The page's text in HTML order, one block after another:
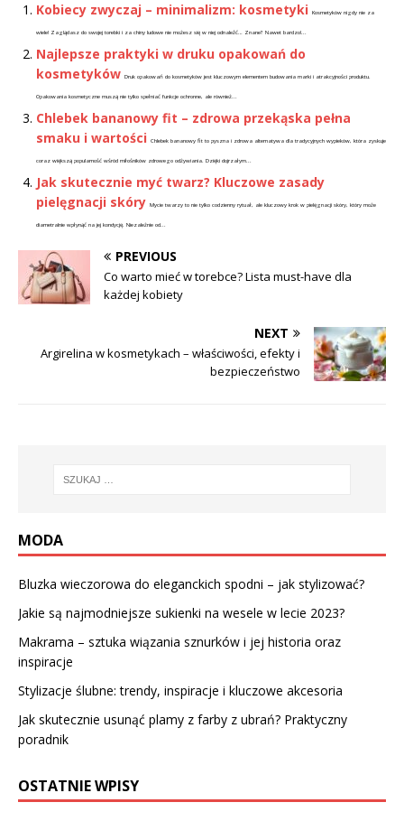
Kobiecy zwyczaj – minimalizm: kosmetyki
Kosmetyków nigdy nie za
wiele! Zaglądasz do swojej torebki i za chiny ludowe nie możesz się w niej odnaleźć… Znane? Nawet bardzo!...
Najlepsze praktyki w druku opakowań do
kosmetyków Druk opakowań do kosmetyków jest kluczowym elementem budowania marki i atrakcyjności produktu.
Opakowania kosmetyczne muszą nie tylko spełniać funkcje ochronne, ale również...
Chlebek bananowy fit – zdrowa przekąska pełna
smaku i wartości
Chlebek bananowy fit to pyszna i zdrowa alternatywa dla tradycyjnych wypieków, która zyskuje
coraz większą popularność wśród miłośników zdrowego odżywiania. Dzięki dojrzałym...
Jak skutecznie myć twarz? Kluczowe zasady
pielęgnacji skóry Mycie twarzy to nie tylko codzienny rytuał, ale kluczowy krok w pielęgnacji skóry, który może
diametralnie wpłynąć na jej kondycję. Niezależnie od...
PREVIOUS
Co warto mieć w torebce? Lista must-have dla
każdej kobiety
NEXT
Argirelina w kosmetykach – właściwości, efekty i
bezpieczeństwo
MODA
Bluzka wieczorowa do eleganckich spodni – jak stylizować?
Jakie są najmodniejsze sukienki na wesele w lecie 2023?
Makrama – sztuka wiązania sznurków i jej historia oraz
inspiracje
Stylizacje ślubne: trendy, inspiracje i kluczowe akcesoria
Jak skutecznie usunąć plamy z farby z ubrań? Praktyczny
poradnik
OSTATNIE WPISY